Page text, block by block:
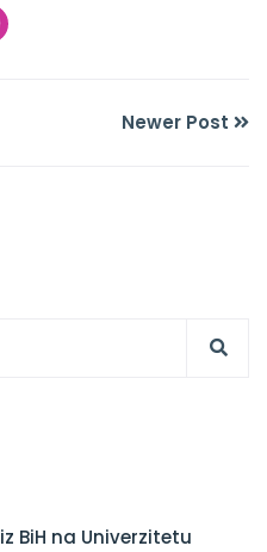
Newer Post
BiH na Univerzitetu